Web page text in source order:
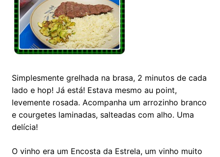
Simplesmente grelhada na brasa, 2 minutos de cada
lado e hop! Já está! Estava mesmo au point,
levemente rosada. Acompanha um arrozinho branco
e courgetes laminadas, salteadas com alho. Uma
delícia!
O vinho era um Encosta da Estrela, um vinho muito